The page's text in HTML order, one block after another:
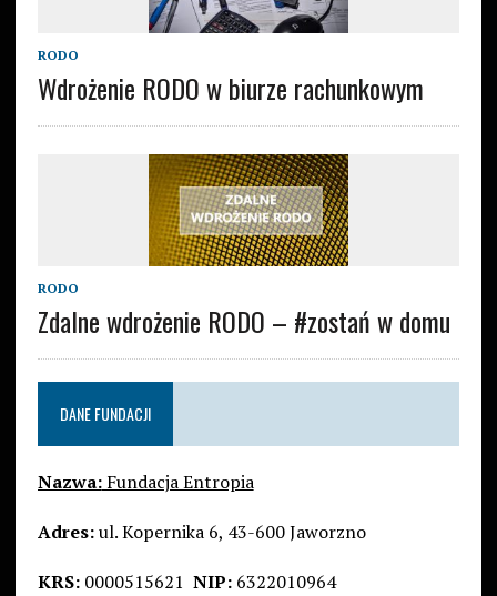
RODO
Wdrożenie RODO w biurze rachunkowym
RODO
Zdalne wdrożenie RODO – #zostań w domu
DANE FUNDACJI
Nazwa:Fundacja Entropia
Adres:ul. Kopernika 6, 43-600 Jaworzno
KRS: 0000515621 NIP: 6322010964